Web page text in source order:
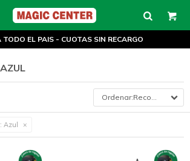
TODO EL PAIS - CUOTAS SIN RECARGO
Recomendados
Azul